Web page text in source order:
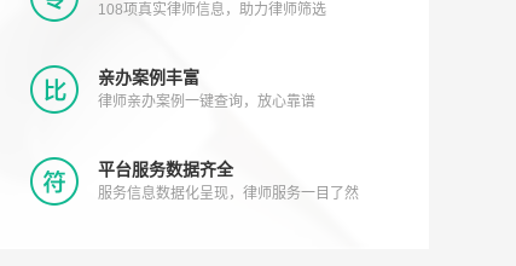
108项真实律师信息，助力律师筛选
亲办案例丰富
律师亲办案例一键查询，放心靠谱
平台服务数据齐全
服务信息数据化呈现，律师服务一目了然